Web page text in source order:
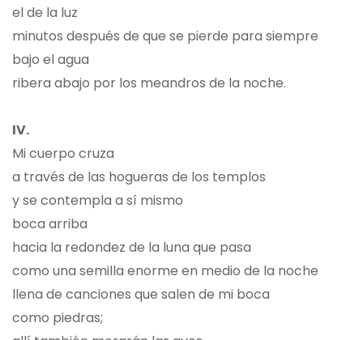
el de la luz
minutos después de que se pierde para siempre
bajo el agua
ribera abajo por los meandros de la noche.
IV.
Mi cuerpo cruza
a través de las hogueras de los templos
y se contempla a sí mismo
boca arriba
hacia la redondez de la luna que pasa
como una semilla enorme en medio de la noche
llena de canciones que salen de mi boca
como piedras;